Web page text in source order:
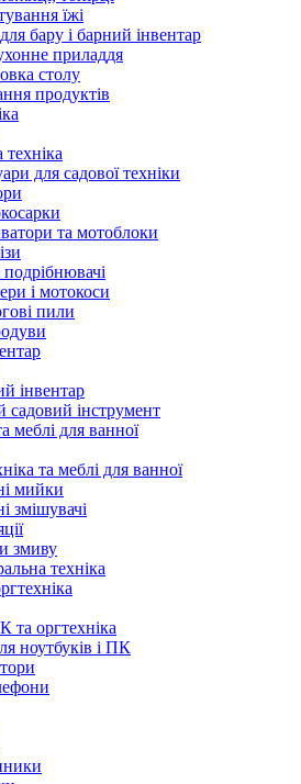
їжі
бару і барний інвентар
приладдя
столу
продуктів
для садової техніки
та мотоблоки
і мотокоси
пили
інвентар
садовий інструмент
меблі для ванної
та меблі для ванної
мийки
змішувачі
змиву
техніка
та оргтехніка
ноутбуків і ПК